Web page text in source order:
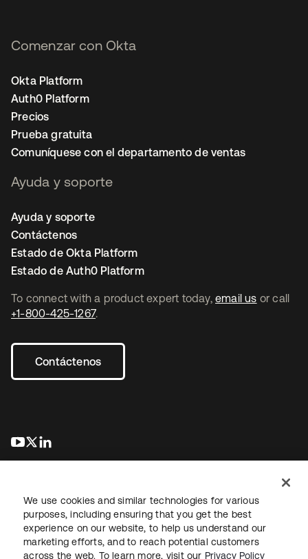
To connect with a product expert today, email us or call
+1-800-425-1267.
Contáctenos
se abre en una pestaña nueva
se abre en una pestaña nueva
Comenzar con Okta
Okta Platform
Auth0 Platform
Precios
Prueba gratuita
Comuníquese con el departamento de ventas
Ayuda y soporte
Ayuda y soporte
Contáctenos
Estado de Okta Platform
Estado de Auth0 Platform
Información legalPolítica de privacidadTérminos del sitio
We use cookies and similar technologies for various
purposes, including ensuring that you get the best
experience on our website, to help us understand our
marketing efforts, and to reach potential customers
across the web. To learn more, visit our Privacy Policy